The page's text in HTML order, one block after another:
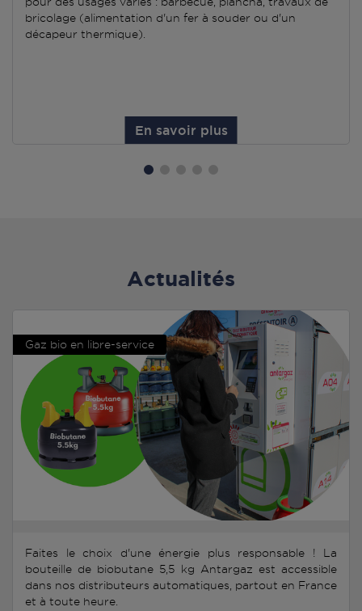
bricolage (alimentation d'un fer à souder ou d'un
décapeur thermique).
En savoir plus
Actualités
Gaz bio en libre-service
Faites le choix d'une énergie plus responsable ! La
bouteille de biobutane 5,5 kg Antargaz est accessible
dans nos distributeurs automatiques, partout en France
et à toute heure.